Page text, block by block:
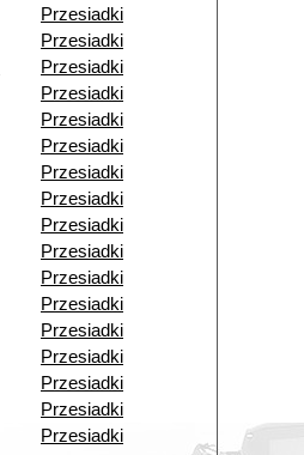
Przesiadki
Przesiadki
Przesiadki
Przesiadki
Przesiadki
Przesiadki
Przesiadki
Przesiadki
Przesiadki
Przesiadki
Przesiadki
Przesiadki
Przesiadki
Przesiadki
Przesiadki
Przesiadki
Przesiadki